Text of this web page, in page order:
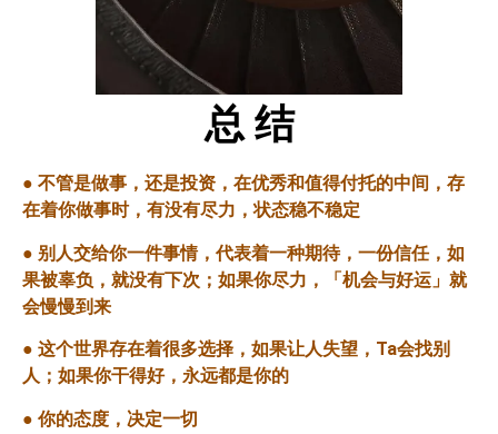
总 结
● 不管是做事，还是投资，在优秀和值得付托的中间，存
在着你做事时，有没有尽力，状态稳不稳定
● 别人交给你一件事情，代表着一种期待，一份信任，如
果被辜负，就没有下次；如果你尽力，「机会与好运」就
会慢慢到来
● 这个世界存在着很多选择，如果让人失望， Ta会找别
人；如果你干得好，永远都是你的
● 你的态度，决定一切